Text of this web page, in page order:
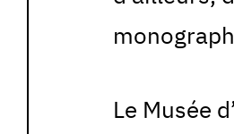
Le Musée